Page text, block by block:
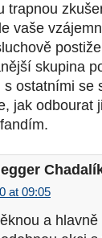
trapnou
vaše
skupina
s ostatními se
jak odbourat
at 09:05
a